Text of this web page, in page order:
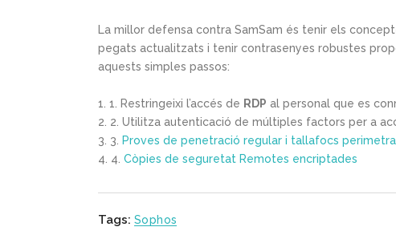
La millor defensa contra SamSam és tenir els
pegats actualitzats i tenir contrasenyes robustes
aquests simples passos:
1. Restringeixi l’accés de RDP al personal que es
2. Utilitza autenticació de múltiples factors per a
3.
Proves de penetració regular i tallafocs
4. Còpies de seguretat Remotes encriptades
Tags: Sophos